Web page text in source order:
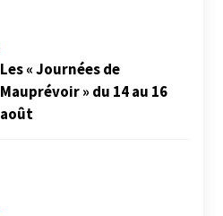
Les « Journées de
Mauprévoir » du 14 au 16
août